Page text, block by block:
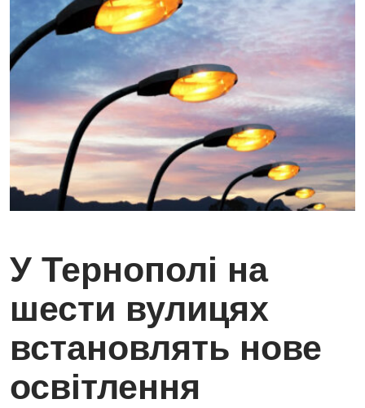
У Тернополі на
шести вулицях
встановлять нове
освітлення